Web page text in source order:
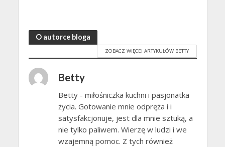
O autorce bloga
ZOBACZ WIĘCEJ ARTYKUŁÓW BETTY
Betty
Betty - miłośniczka kuchni i pasjonatka
życia. Gotowanie mnie odpręża i i
satysfakcjonuje, jest dla mnie sztuką, a
nie tylko paliwem. Wierzę w ludzi i we
wzajemną pomoc. Z tych również